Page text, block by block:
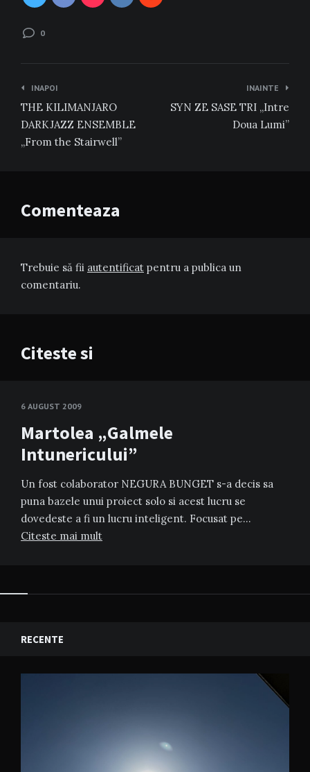
0
Navigare
în
articole
INAPOI
THE KILIMANJARO
DARKJAZZ ENSEMBLE
„From the Stairwell”
INAINTE
SYN ZE SASE TRI „Intre
Doua Lumi”
Comenteaza
Trebuie să fii autentificat pentru a publica un
comentariu.
Citeste si
6 AUGUST 2009
Martolea „Galmele
Intunericului”
Un fost colaborator NEGURA BUNGET s-a decis sa
puna bazele unui proiect solo si acest lucru se
dovedeste a fi un lucru inteligent. Focusat pe…
Citeste mai mult
RECENTE